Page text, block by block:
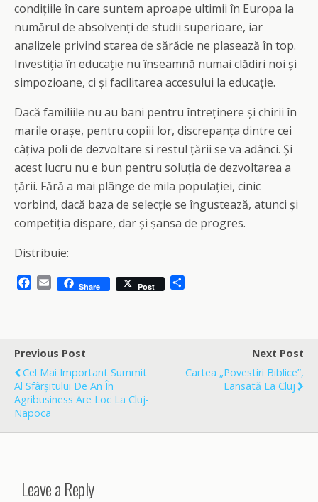
condițiile în care suntem aproape ultimii în Europa la
numărul de absolvenți de studii superioare, iar
analizele privind starea de sărăcie ne plasează în top.
Investiția în educație nu înseamnă numai clădiri noi și
simpozioane, ci și facilitarea accesului la educație.
Dacă familiile nu au bani pentru întreținere și chirii în
marile orașe, pentru copiii lor, discrepanța dintre cei
câțiva poli de dezvoltare si restul țării se va adânci. Și
acest lucru nu e bun pentru soluția de dezvoltarea a
țării. Fără a mai plânge de mila populației, cinic
vorbind, dacă baza de selecție se îngustează, atunci și
competiția dispare, dar și șansa de progres.
Distribuie:
b
o
o
k
E
l
Share Post
e
Previous Post
Cel Mai Important Summit
Al Sfârșitului De An În
Agribusiness Are Loc La Cluj-
Napoca
Next Post
Cartea „Povestiri Biblice”,
Lansată La Cluj
Leave a Reply